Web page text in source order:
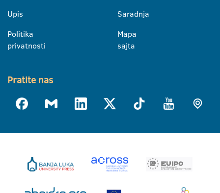
Upis
Politika
privatnosti
Saradnja
Mapa
sajta
Pratite nas